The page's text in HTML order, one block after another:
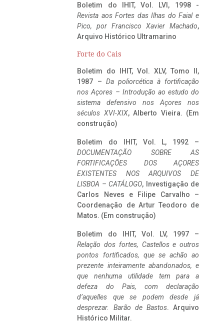
Boletim do IHIT, Vol. LVI, 1998 -
Revista aos Fortes das Ilhas do Faial e
Pico, por Francisco Xavier Machado,
Arquivo Histórico Ultramarino
Forte do Cais
Boletim do IHIT, Vol. XLV, Tomo II,
1987 – Da poliorcética à fortificação
nos Açores – Introdução ao estudo do
sistema defensivo nos Açores nos
séculos XVI-XIX, Alberto Vieira. (Em
construção)
Boletim do IHIT, Vol. L, 1992 –
DOCUMENTAÇÃO SOBRE AS
FORTIFICAÇÕES DOS AÇORES
EXISTENTES NOS ARQUIVOS DE
LISBOA – CATÁLOGO, Investigação de
Carlos Neves e Filipe Carvalho –
Coordenação de Artur Teodoro de
Matos. (Em construção)
Boletim do IHIT, Vol. LV, 1997 –
Relação dos fortes, Castellos e outros
pontos fortificados, que se achão ao
prezente inteiramente abandonados, e
que nenhuma utilidade tem para a
defeza do Pais, com declaração
d’aquelles que se podem desde já
desprezar. Barão de Bastos. Arquivo
Histórico Militar.